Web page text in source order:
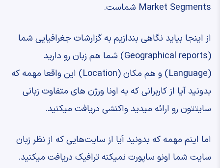
Market Segments شماست.
‫از اینجا بیاید نگاهی بندازیم به گزارشات جغرافیایی شما
‫(Geographical reports) ‫شما هم زبان رو دارید
(Language) ‫و هم مکان (Location) ‫این واقعا مهمه که
بدونید ‫آیا از کاربرانی که به اونا ‫ورژن های متفاوت زبانی
سایتتون ‫رو ارائه میدید واکنشی دریافت میکنید.
‫اما اینم مهمه که بدونید ‫آیا از سایت‌هایی که از نظر زبان
‫سایت شما اونو ساپورت نمیکنه ترافیک دریافت میکنید.